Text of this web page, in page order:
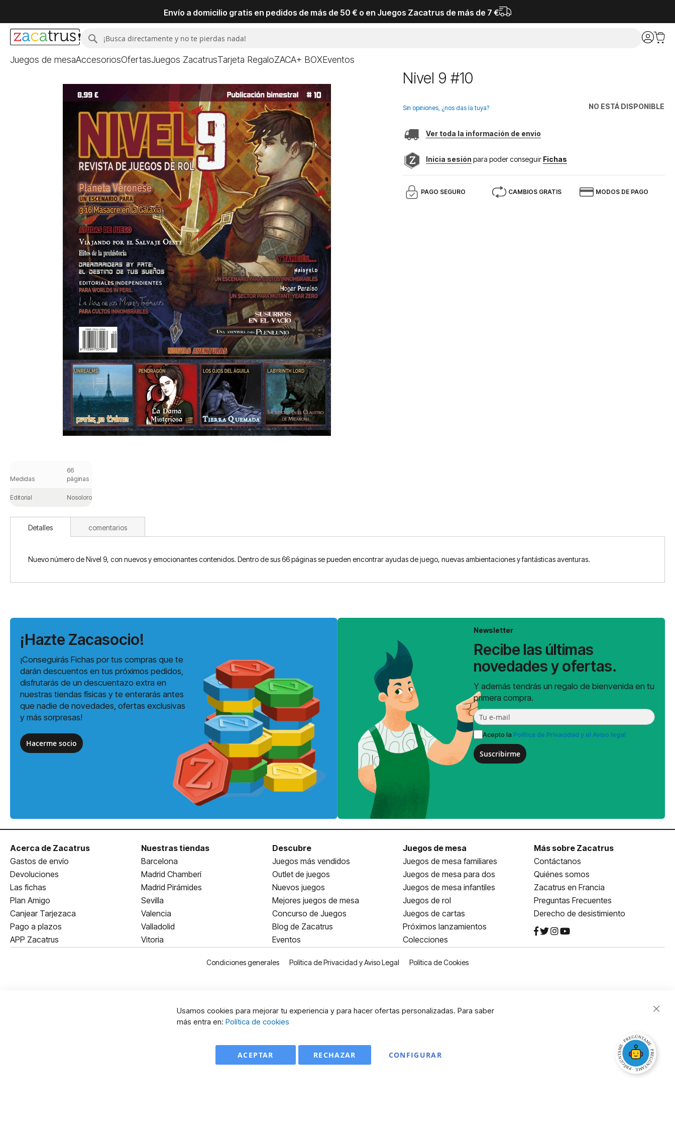
Envío a domicilio gratis en pedidos de más de 50 € o en Juegos Zacatrus de más de 7 €
Buscar
Juegos de mesaAccesoriosOfertasJuegos ZacatrusTarjeta RegaloZACA+ BOXEventos
de
imágenes
Nivel 9 #10
NO ESTÁ DISPONIBLE
Sin opiniones, ¿nos das la tuya?
Ver toda la información de envio
Inicia sesión para poder conseguir Fichas
PAGO SEGURO CAMBIOS GRATIS MODOS DE PAGO
Medidas
66
páginas
Editorial Nosolorol
Detalles
Nuevo número de Nivel 9, con nuevos y emocionantes contenidos. Dentro de sus 66 páginas se pueden encontrar ayudas de juego, nuevas ambientaciones y fantásticas aventuras.
comentarios
¡Hazte Zacasocio!
¡Conseguirás Fichas por tus compras que te
darán descuentos en tus próximos pedidos,
disfrutarás de un descuentazo extra en
nuestras tiendas físicas y te enterarás antes
que nadie de novedades, ofertas exclusivas
y más sorpresas!
Hacerme socio
Newsletter
Recibe las últimas
novedades y ofertas.
Y además tendrás un regalo de bienvenida en tu
primera compra.
Acepto la Política de Privacidad y el Aviso legal
Suscribirme
Acerca de Zacatrus
Gastos de envío
Devoluciones
Las fichas
Plan Amigo
Canjear Tarjezaca
Pago a plazos
APP Zacatrus
Nuestras tiendas
Barcelona
Madrid Chamberí
Madrid Pirámides
Sevilla
Valencia
Valladolid
Vitoria
Descubre
Juegos más vendidos
Outlet de juegos
Nuevos juegos
Mejores juegos de mesa
Concurso de Juegos
Blog de Zacatrus
Eventos
Juegos de mesa
Juegos de mesa familiares
Juegos de mesa para dos
Juegos de mesa infantiles
Juegos de rol
Juegos de cartas
Próximos lanzamientos
Colecciones
Más sobre Zacatrus
Contáctanos
Quiénes somos
Zacatrus en Francia
Preguntas Frecuentes
Derecho de desistimiento
Condiciones generales Política de Privacidad y Aviso Legal Política de Cookies
Usamos cookies para mejorar tu experiencia y para hacer ofertas personalizadas. Para saber
más entra en: Política de cookies
ACEPTAR CONFIGURAR
RECHAZAR